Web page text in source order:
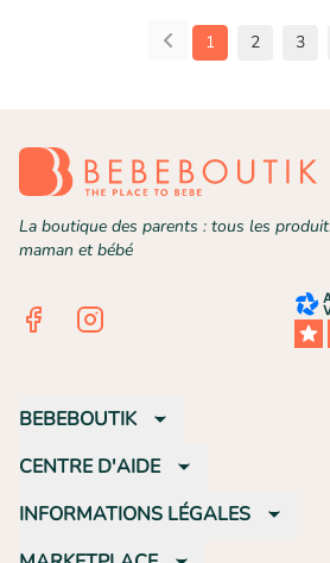
1 2 3
La boutique des parents : tous les
maman et bébé
FacebookInstagram
BEBEBOUTIK
CENTRE D'AIDE
INFORMATIONS LÉGALES